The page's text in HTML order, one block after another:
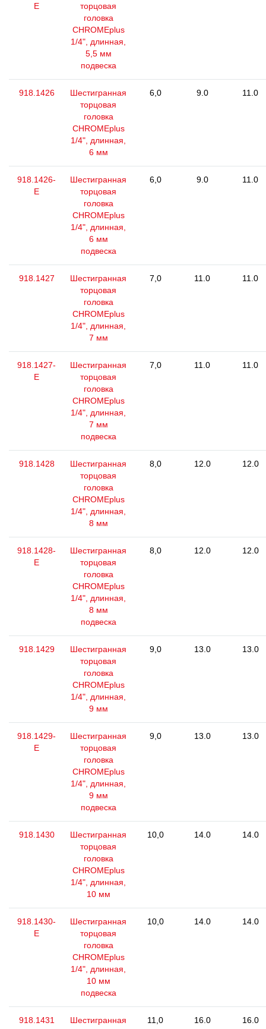
E
торцовая
головка
CHROMEplus
1/4", длинная,
5,5 мм
подвеска
918.1426
Шестигранная
торцовая
головка
CHROMEplus
1/4", длинная,
6 мм
6,0 9.0 11.0
918.1426-
E
Шестигранная
торцовая
головка
CHROMEplus
1/4", длинная,
6 мм
подвеска
6,0 9.0 11.0
918.1427
Шестигранная
торцовая
головка
CHROMEplus
1/4", длинная,
7 мм
7,0 11.0 11.0
918.1427-
E
Шестигранная
торцовая
головка
CHROMEplus
1/4", длинная,
7 мм
подвеска
7,0 11.0 11.0
918.1428
Шестигранная
торцовая
головка
CHROMEplus
1/4", длинная,
8 мм
8,0 12.0 12.0
918.1428-
E
Шестигранная
торцовая
головка
CHROMEplus
1/4", длинная,
8 мм
подвеска
8,0 12.0 12.0
918.1429
Шестигранная
торцовая
головка
CHROMEplus
1/4", длинная,
9 мм
9,0 13.0 13.0
918.1429-
E
Шестигранная
торцовая
головка
CHROMEplus
1/4", длинная,
9 мм
подвеска
9,0 13.0 13.0
918.1430
Шестигранная
торцовая
головка
CHROMEplus
1/4", длинная,
10 мм
10,0 14.0 14.0
918.1430-
E
Шестигранная
торцовая
головка
CHROMEplus
1/4", длинная,
10 мм
подвеска
10,0 14.0 14.0
918.1431
Шестигранная
11,0 16.0 16.0